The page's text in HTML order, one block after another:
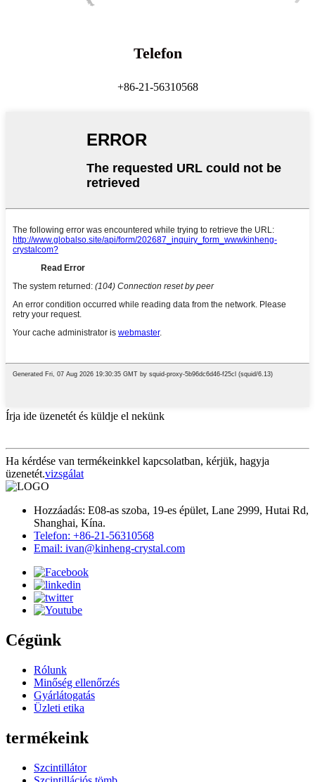
Telefon
+86-21-56310568
Írja ide üzenetét és küldje el nekünk
Ha kérdése van termékeinkkel kapcsolatban, kérjük, hagyja
üzenetét.vizsgálat
Hozzáadás: E08-as szoba, 19-es épület, Lane 2999, Hutai Rd,
Shanghai, Kína.
Telefon: +86-21-56310568
Email: ivan@kinheng-crystal.com
Cégünk
Rólunk
Minőség ellenőrzés
Gyárlátogatás
Üzleti etika
termékeink
Szcintillátor